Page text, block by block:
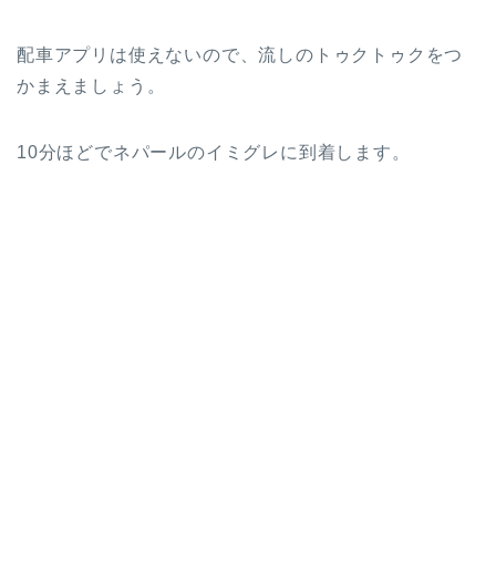
配車アプリは使えないので、流しのトゥクトゥクをつ
かまえましょう。
10分ほどでネパールのイミグレに到着します。